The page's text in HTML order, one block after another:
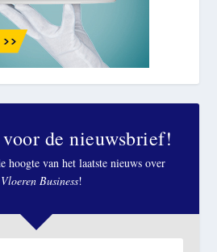
de nieuwsbrief!
hoogte van het laatste nieuws over
Vloeren Business!